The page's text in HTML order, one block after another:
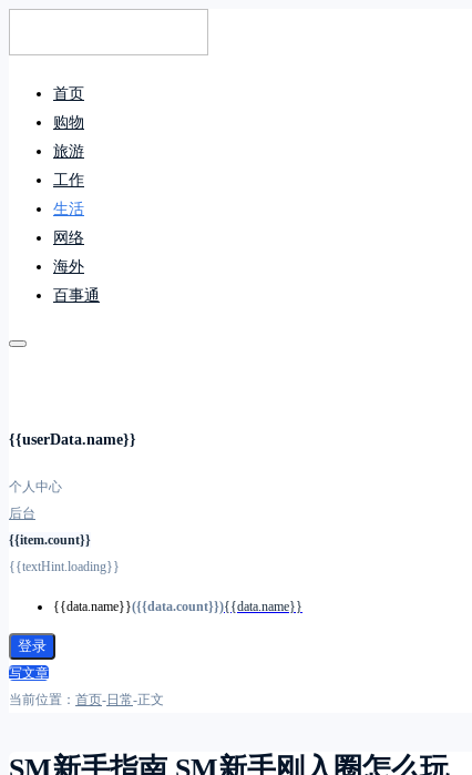
首页
购物
旅游
工作
生活
网络
海外
百事通
{{userData.name}}
个人中心
后台
{{item.count}}
{{textHint.loading}}
{{data.name}}({{data.count}}){{data.name}}
登录
写文章
当前位置： 首页-日常-正文